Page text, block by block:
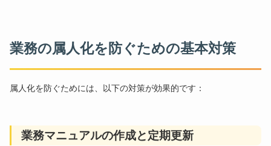
業務の属人化を防ぐための基本対策
属人化を防ぐためには、以下の対策が効果的です：
業務マニュアルの作成と定期更新